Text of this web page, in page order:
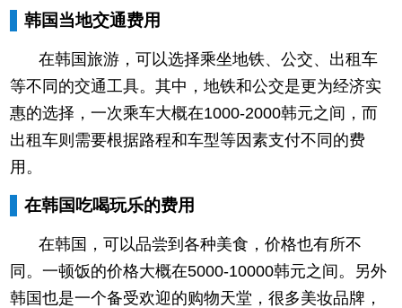
韩国当地交通费用
在韩国旅游，可以选择乘坐地铁、公交、出租车
等不同的交通工具。其中，地铁和公交是更为经济实
惠的选择，一次乘车大概在1000-2000韩元之间，而
出租车则需要根据路程和车型等因素支付不同的费
用。
在韩国吃喝玩乐的费用
在韩国，可以品尝到各种美食，价格也有所不
同。一顿饭的价格大概在5000-10000韩元之间。另外
韩国也是一个备受欢迎的购物天堂，很多美妆品牌，